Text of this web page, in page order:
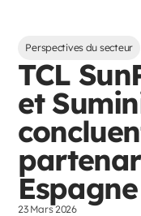
Perspectives du secteur
TCL
et
Espagne
23 Mars 2026